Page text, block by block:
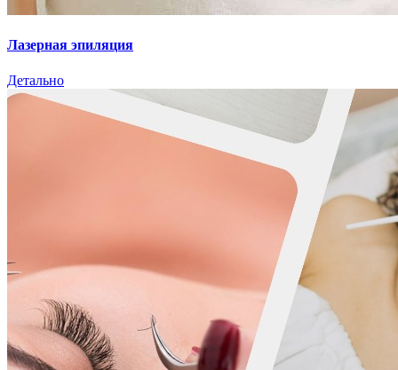
Лазерная эпиляция
Детально